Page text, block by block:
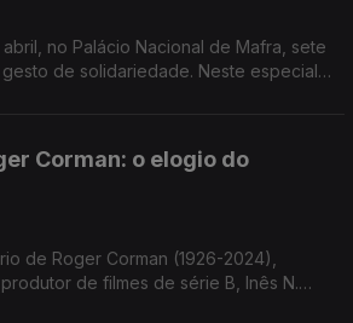
abril, no Palácio Nacional de Mafra, sete
gesto de solidariedade. Neste especial
Corman: o elogio do
de Roger Corman (1926-2024),
de filmes de série B, Inês N.